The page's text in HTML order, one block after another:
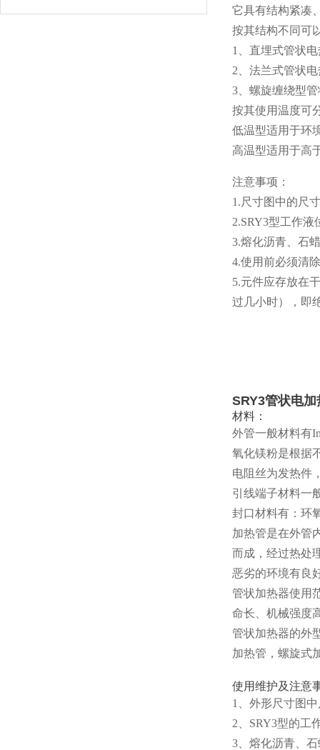
它具有结构紧凑
按其结构不同可
1、直埋式管状
2、法兰式管状
3、螺旋缠绕型
按其使用温度可
低温型适用于环
高温型适用于高
注意事项：
1.尺寸图中的尺
2.SRY3型工作
3.熔化沥青、石
4.使用前必须清
5.元件应存放在
过几小时），即
SRY3管状电
材料：
外管一般材料有
氧化镁粉是根据
电阻丝为发热件
引线端子材料一
封口材料有：环
加热管是在外管
而成，经过热处
恶劣的环境有良
管状加热器使用
命长、机械强度
管状加热器的外
加热管，螺旋式
使用维护及注意
1、外形尺寸图
2、SRY3型的工
3、熔化沥青、